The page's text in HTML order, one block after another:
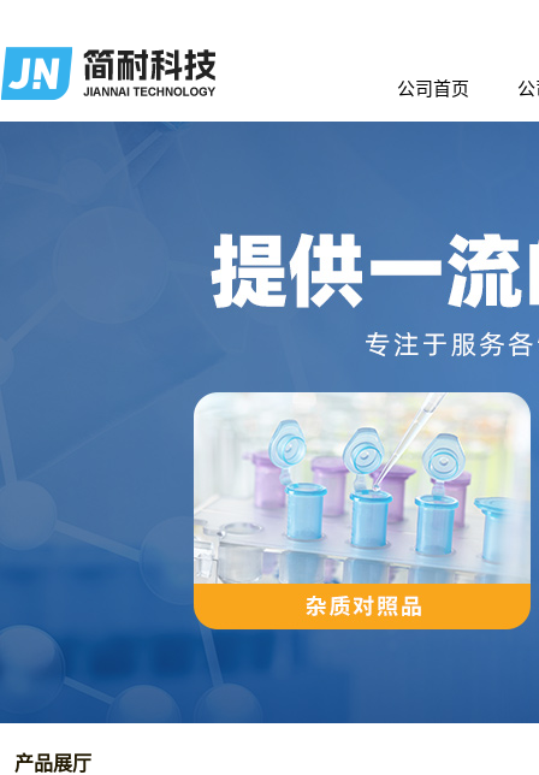
公司首页
产品展厅